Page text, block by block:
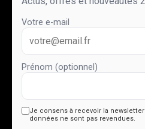
Votre e-mail
Prénom (optionnel)
Je consens à recevoir la newsletter
données ne sont pas revendues.